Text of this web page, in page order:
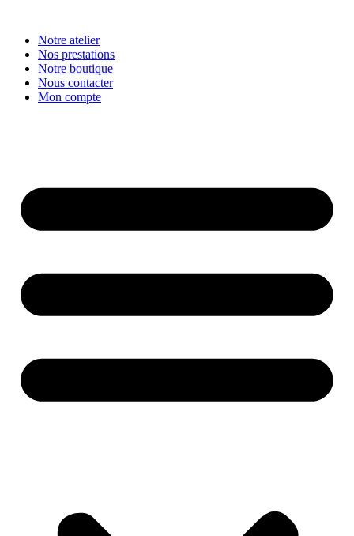
contenuNotre atelier
Nos prestations
Notre boutique
Nous contacter
Mon compte